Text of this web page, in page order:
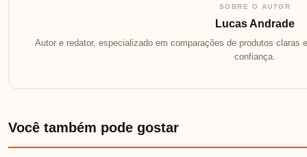
SOBRE O AUTOR
Lucas Andrade
Autor e redator, especializado em comparações de produtos claras
confiança.
Você também pode gostar